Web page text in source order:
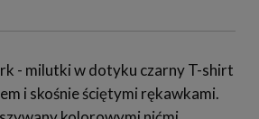
- milutki w dotyku czarny T-shirt
i skośnie ściętymi rękawkami.